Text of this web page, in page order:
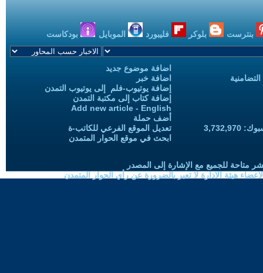
بنترست بلوكر فليبورد الموبايل بودكاست
اضافة موضوع جديد
اضافة خبر
إضافة يوتيوب-فلم إلى يوتيوب التمدن
إضافة كتاب إلى مكتبة التمدن
Add new article - English
أضف حملة
تعديل الموقع الفرعي للكاتب-ة
ابحث في موقع الحوار المتمدن
متاحة للجميع مع الإشارة إلى المصدر
هيئة الادارة لا تعبر بالضرورة عن رأي الحوار المتمدن